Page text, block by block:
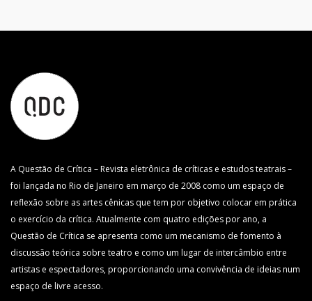
A Questão de Crítica – Revista eletrônica de críticas e estudos teatrais –
foi lançada no Rio de Janeiro em março de 2008 como um espaço de
reflexão sobre as artes cênicas que tem por objetivo colocar em prática
o exercício da crítica. Atualmente com quatro edições por ano, a
Questão de Crítica se apresenta como um mecanismo de fomento à
discussão teórica sobre teatro e como um lugar de intercâmbio entre
artistas e espectadores, proporcionando uma convivência de ideias num
espaço de livre acesso.